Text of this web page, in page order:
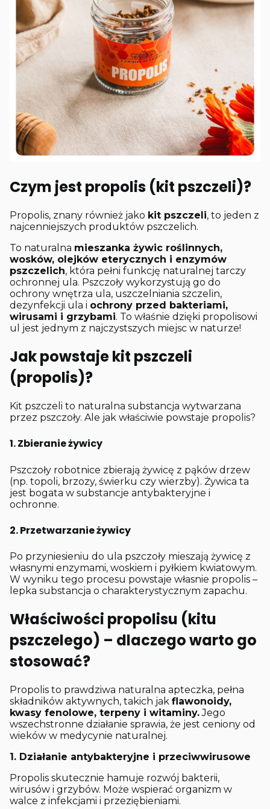
Czym jest propolis (kit pszczeli)?
Propolis, znany również jako kit pszczeli, to jeden z
najcenniejszych produktów pszczelich.
To naturalna mieszanka żywic roślinnych,
wosków, olejków eterycznych i enzymów
pszczelich, która pełni funkcję naturalnej tarczy
ochronnej ula. Pszczoły wykorzystują go do
ochrony wnętrza ula, uszczelniania szczelin,
dezynfekcji ula i ochrony przed bakteriami,
wirusami i grzybami. To właśnie dzięki propolisowi
ul jest jednym z najczystszych miejsc w naturze!
Jak powstaje kit pszczeli
(propolis)?
Kit pszczeli to naturalna substancja wytwarzana
przez pszczoły. Ale jak właściwie powstaje propolis?
1. Zbieranie żywicy
Pszczoły robotnice zbierają żywicę z pąków drzew
(np. topoli, brzozy, świerku czy wierzby). Żywica ta
jest bogata w substancje antybakteryjne i
ochronne.
2. Przetwarzanie żywicy
Po przyniesieniu do ula pszczoły mieszają żywicę z
własnymi enzymami, woskiem i pyłkiem kwiatowym.
W wyniku tego procesu powstaje własnie propolis –
lepka substancja o charakterystycznym zapachu.
Właściwości propolisu (kitu
pszczelego) – dlaczego warto go
stosować?
Propolis to prawdziwa naturalna apteczka, pełna
składników aktywnych, takich jak flawonoidy,
kwasy fenolowe, terpeny i witaminy.Jego
wszechstronne działanie sprawia, że jest ceniony od
wieków w medycynie naturalnej.
1. Działanie antybakteryjne i przeciwwirusowe
Propolis skutecznie hamuje rozwój bakterii,
wirusów i grzybów. Może wspierać organizm w
walce z infekcjami i przeziębieniami.